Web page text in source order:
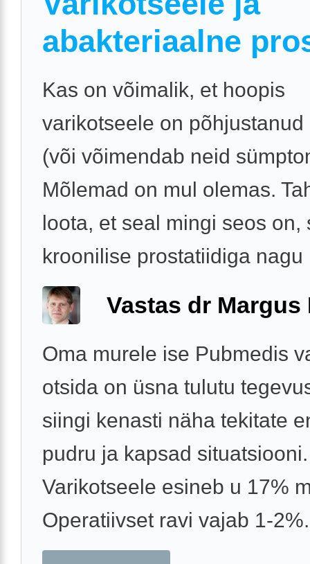
abakteriaalne
Kas on võimalik, et hoopis
varikotseele on põhjustanud
(või võimendab neid
Mõlemad on mul olemas.
loota, et seal mingi seos on,
kroonilise prostatiidiga nagu
Vastas dr Margus
Oma murele ise Pubmedis
otsida on üsna tulutu
siingi kenasti näha tekitate
pudru ja kapsad situatsiooni.
Varikotseele esineb u 17%
Operatiivset ravi vajab 1-